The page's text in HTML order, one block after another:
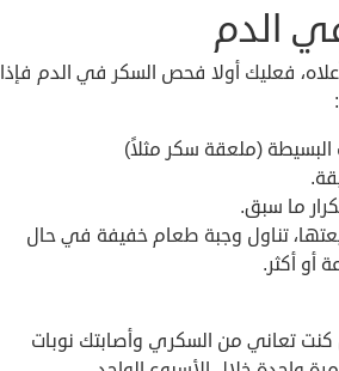
الدم
فعليك أولا فحص السكر في الدم فإذا
ما سبق.
تناول وجبة طعام خفيفة في حال
أو أكثر.
تعاني من السكري وأصابتك نوبات